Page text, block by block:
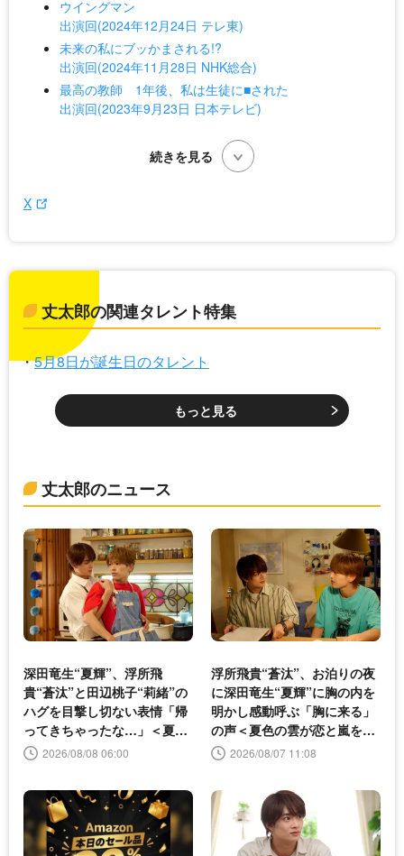
ウイングマン
出演回(2024年12月24日 テレ東)
未来の私にブッかまされる!?
出演回(2024年11月28日 NHK総合)
最高の教師 1年後、私は生徒に■された
出演回(2023年9月23日 日本テレビ)
X
丈太郎の関連タレント特集
5月8日が誕生日のタレント
もっと見る
丈太郎のニュース
深田竜生“夏輝”、浮所飛
貴“蒼汰”と田辺桃子“莉緒”の
ハグを目撃し切ない表情「帰
ってきちゃったな…」＜夏色
の雲が恋と嵐をまきおこす＞
2026/08/08 06:00
浮所飛貴“蒼汰”、お泊りの夜
に深田竜生“夏輝”に胸の内を
明かし感動呼ぶ「胸に来る」
の声＜夏色の雲が恋と嵐をま
きおこす＞
2026/08/07 11:08